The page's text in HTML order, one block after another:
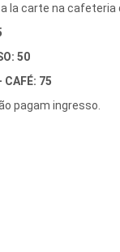
la carte na cafeteria
50
CAFÉ: 75
pagam ingresso.